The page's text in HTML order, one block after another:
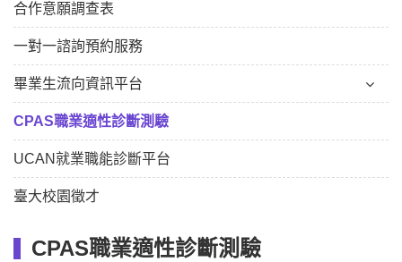
合作意願調查表
一對一諮詢預約服務
畢業生流向資訊平台
CPAS職業適性診斷測驗
UCAN就業職能診斷平台
臺大校園徵才
CPAS職業適性診斷測驗